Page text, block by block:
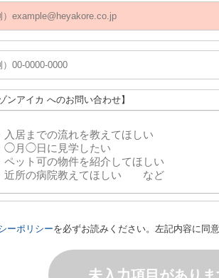
ンアイカ へのお問い合わせ】
ーポリシーを必ずお読みください。左記内容に同